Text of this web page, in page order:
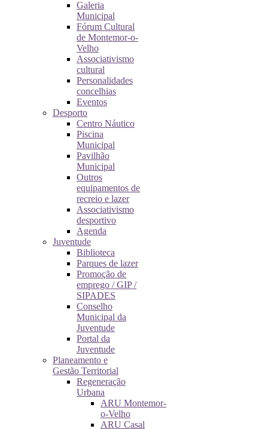
Galeria
Municipal
Fórum Cultural
de Montemor-o-
Velho
Associativismo
cultural
Personalidades
concelhias
Eventos
Desporto
Centro Náutico
Piscina
Municipal
Pavilhão
Municipal
Outros
equipamentos de
recreio e lazer
Associativismo
desportivo
Agenda
Juventude
Biblioteca
Parques de lazer
Promoção de
emprego / GIP /
SIPADES
Conselho
Municipal da
Juventude
Portal da
Juventude
Planeamento e
Gestão Territorial
Regeneração
Urbana
ARU Montemor-
o-Velho
ARU Casal